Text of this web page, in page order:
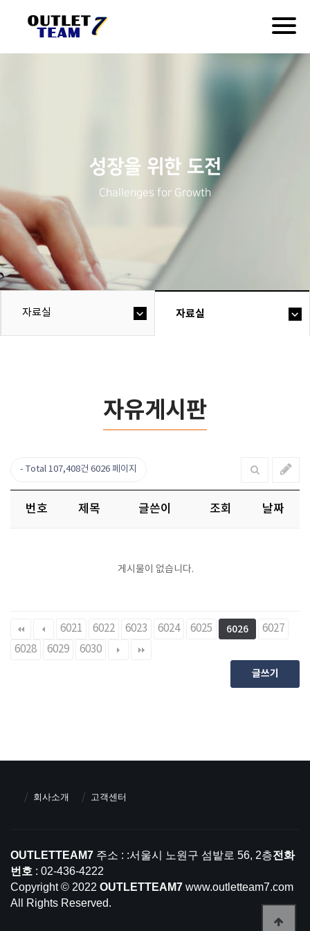
성장을 위한 도전
Challenges for Growth
자료실 자료실
자유게시판
Total 107,408건 6026 페이지
번호 제목 글쓴이 조회 날짜
게시물이 없습니다.
6021 6022 6023 6024 6025 6026
6027
6028
6029 6030
글쓰기
회사소개 고객센터
OUTLETTEAM7 주소 : :서울시 노원구 섬밭로 56, 2층전화
번호 : 02-436-4222
Copyright © 2022 OUTLETTEAM7 www.outletteam7.com
All Rights Reserved.